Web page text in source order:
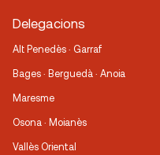
Delegacions
Alt Penedès · Garraf
Bages · Berguedà · Anoia
Maresme
Osona · Moianès
Vallès Oriental